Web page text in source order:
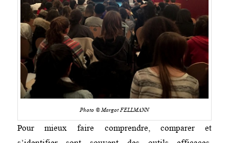
Photo © Margot FELLMANN
Pour mieux faire comprendre, comparer et